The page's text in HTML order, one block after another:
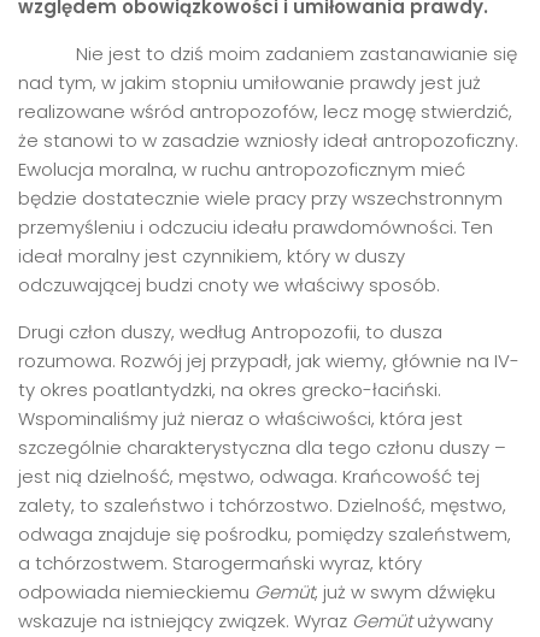
względem obowiązkowości i umiłowania prawdy.
Nie jest to dziś moim zadaniem zastanawianie się
nad tym, w jakim stopniu umiłowanie prawdy jest już
realizowane wśród antropozofów, lecz mogę stwierdzić,
że stanowi to w zasadzie wzniosły ideał antropozoficzny.
Ewolucja moralna, w ruchu antropozoficznym mieć
będzie dostatecznie wiele pracy przy wszechstronnym
przemyśleniu i odczuciu ideału prawdomówności. Ten
ideał moralny jest czynnikiem, który w duszy
odczuwającej budzi cnoty we właściwy sposób.
Drugi człon duszy, według Antropozofii, to dusza
rozumowa. Rozwój jej przypadł, jak wiemy, głównie na IV-
ty okres poatlantydzki, na okres grecko-łaciński.
Wspominaliśmy już nieraz o właściwości, która jest
szczególnie charakterystyczna dla tego członu duszy –
jest nią dzielność, męstwo, odwaga. Krańcowość tej
zalety, to szaleństwo i tchórzostwo. Dzielność, męstwo,
odwaga znajduje się pośrodku, pomiędzy szaleństwem,
a tchórzostwem. Starogermański wyraz, który
odpowiada niemieckiemu Gemüt, już w swym dźwięku
wskazuje na istniejący związek. Wyraz Gemütużywany